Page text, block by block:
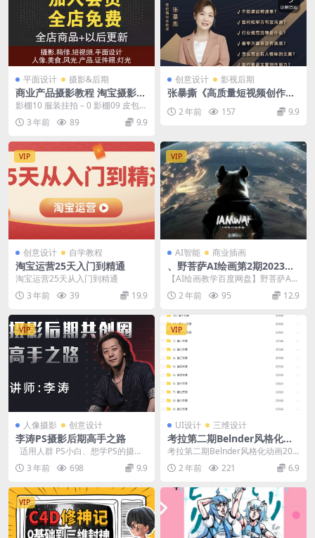
平面设计 摄影&后期
商业产品摄影教程 淘宝摄影教
程
影棚10 服装挂拍 – 0 影棚09 皮包的
拍摄 – 0 影棚08 茶叶盒的拍摄...
3 年前 89 9.9
创意设计 影视后期
张暴撕《高质量短视频创作
2 年前 157 9.9
VIP
创意设计 自学教程
淘宝运营25天入门到精通
淘宝运营25天从入门到精通
3 年前
39 19.9
VIP
AI智能 商业插画
、野菩萨AI绘画第2期2023
【画质高清无课件】
【AI绘画教学百度网盘】野菩萨AI
绘画第2期2023 【AI绘画教学百度
网盘】野...
2 年前 95 12.9
VIP
人像摄影 创意设计
李涛PS摄影后期高手之路
适用人群 PS小白、想学PS的摄影
师、爱好者 影视后期相关行业从
业...3 年前 698 9.9
VIP
UI设计 三维设计
考拉第二期Belnder风格化动
画2021年
考拉第二期Belnder风格化动画202
1年 设计 2 年前 0 768 本站仅...
2 年前 221 6.9
VIP